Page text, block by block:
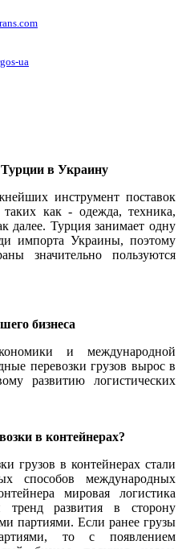
ua
Турции в Украину
инструмент поставок
как - одежда, техника,
далее. Турция занимает одну
импорта Украины, поэтому
значительно пользуются
бизнеса
и международной
перевозки грузов вырос в
развитию логистических
в контейнерах?
грузов в контейнерах стали
способов международных
мировая логистика
тренд развития в сторону
партиями. Если ранее грузы
то с появлением